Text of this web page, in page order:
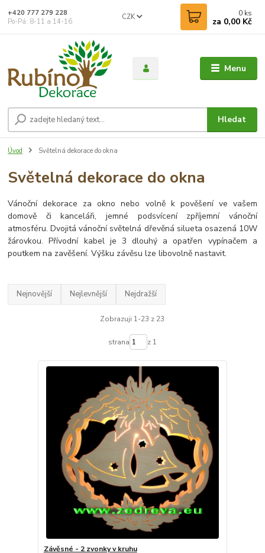
Menu
CZK
Hledat
+420 777 279 228
Po-Pá: 8-11 a 14-16
0 ks
za 0,00 Kč
Úvod Světelná dekorace do okna
Světelná dekorace do okna
Vánoční dekorace za okno nebo volně k pověšení ve vašem
domově či kanceláři, jemné podsvícení zpříjemní vánoční
atmosféru. Dvojitá vánoční světelná dřevěná silueta osazená 10W
žárovkou. Přívodní kabel je 3 dlouhý a opatřen vypínačem a
poutkem na zavěšení. Výšku závěsu lze libovolně nastavit.
Nejnovější Nejlevnější Nejdražší
Zobrazuji 1-23 z 23
strana z 1
Závěsné - 2 zvonky v kruhu